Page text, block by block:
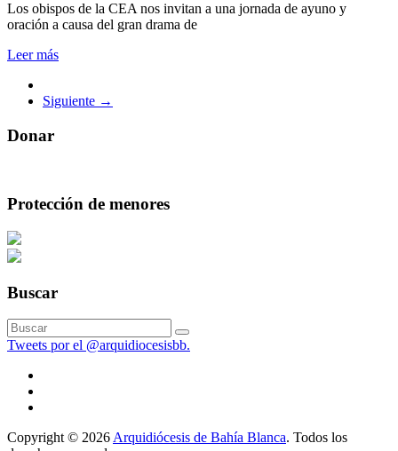
Los obispos de la CEA nos invitan a una jornada de ayuno y
oración a causa del gran drama de
Leer más
Siguiente →
Donar
Protección de menores
Buscar
Tweets por el @arquidiocesisbb.
Copyright © 2026Arquidiócesis de Bahía Blanca. Todos los